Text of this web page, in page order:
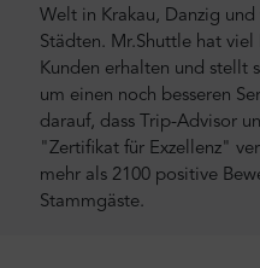
Welt in Krakau, Danzig
Städten. Mr.Shuttle hat viel
Kunden erhalten und stellt
um einen noch besseren
darauf, dass Trip-Advisor
"Zertifikat für Exzellenz"
mehr als 2100 positive
Stammgäste.